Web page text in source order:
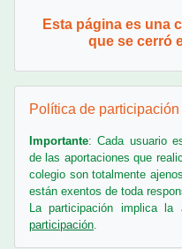
Esta página es una
que se cerró
Política de participación
Importante: Cada usuario
de las aportaciones que
colegio son totalmente
están exentos de toda
La participación implica la
participación